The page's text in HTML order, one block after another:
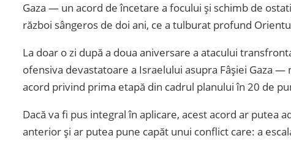
Gaza — un acord de încetare a focului și schimb de
război sângeros de doi ani, ce a tulburat profund
La doar o zi după a doua aniversare a atacului
ofensiva devastatoare a Israelului asupra Fâșiei Gaza
acord privind prima etapă din cadrul planului în 20 de
Dacă va fi pus integral în aplicare, acest acord ar putea
anterior și ar putea pune capăt unui conflict care: a